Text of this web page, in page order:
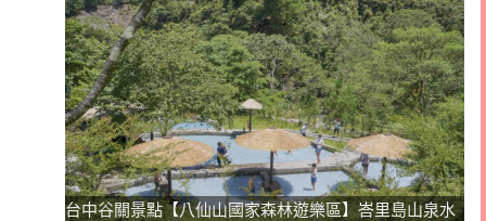
台中谷關景點【八仙山國家森林遊樂區】峇里島山泉水